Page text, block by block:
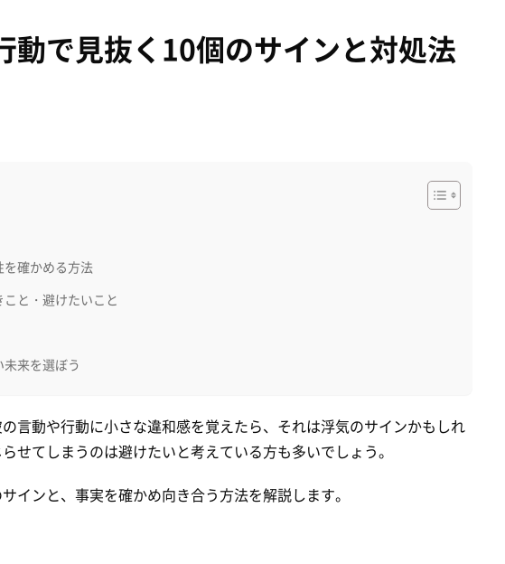
動で見抜く10個のサインと対処法
確かめる方法
と・避けたいこと
来を選ぼう
言動や行動に小さな違和感を覚えたら、それは浮気のサインかもしれ
せてしまうのは避けたいと考えている方も多いでしょう。
インと、事実を確かめ向き合う方法を解説します。